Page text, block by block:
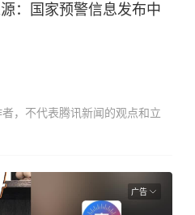
：国家预警信息发布中
，不代表腾讯新闻的观点和立
广告